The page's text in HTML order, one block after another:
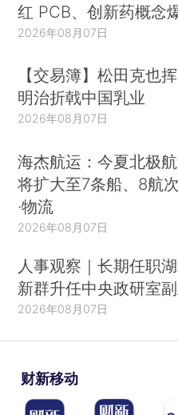
红 PCB、创新药概念
2026年08月07日
【交易簿】松田克也
明治折戟中国乳业
2026年08月07日
海杰航运：今夏北极
将扩大至7条船、8航
·物流
2026年08月07日
人事观察｜长期任职
新群升任中央政研室
2026年08月07日
财新移动